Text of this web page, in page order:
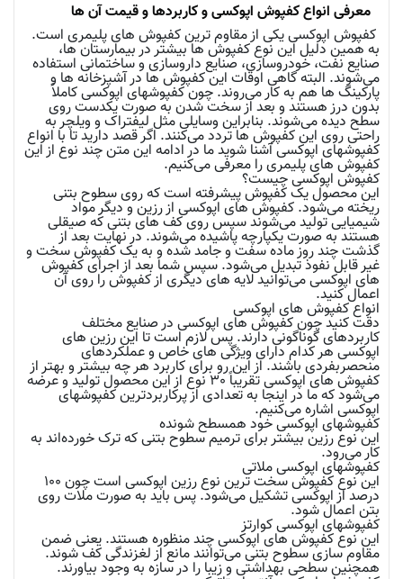
معرفی انواع کفپوش اپوکسی و کاربردها و قیمت آن ها
کفپوش اپوکسی یکی از مقاوم ترین کفپوش های پلیمری است.
به همین دلیل این نوع کفپوش ها بیشتر در بیمارستان ها،
صنایع نفت، خودروسازی، صنایع داروسازی و ساختمانی استفاده
می‌شوند. البته گاهی اوقات این کفپوش ها در آشپزخانه ها و
پارکینگ ها هم به کار می‌روند. چون کفپوشهای اپوکسی کاملاً
بدون درز هستند و بعد از سخت شدن به صورت یکدست روی
سطح دیده می‌شوند. بنابراین وسایلی مثل لیفتراک و ویلچر به
راحتی روی این کفپوش ها تردد می‌کنند. اگر قصد دارید تا با انواع
کفپوشهای اپوکسی آشنا شوید ما در ادامه این متن چند نوع از این
کفپوش های پلیمری را معرفی می‌کنیم.
کفپوش اپوکسی چیست؟
این محصول یک کفپوش پیشرفته است که روی سطوح بتنی
ریخته می‌شود. کفپوش های اپوکسی از رزین و دیگر مواد
شیمیایی تولید می‌شوند سپس روی کف های بتنی که صیقلی
هستند به صورت یکپارچه پاشیده می‌شوند. در نهایت بعد از
گذشت چند روز ماده سفت و جامد شده و به یک کفپوش سخت و
غیر قابل نفوذ تبدیل می‌شود‌. سپس شما بعد از اجرای کفپوش
های اپوکسی می‌توانید لایه های دیگری از کفپوش را روی آن
اعمال کنید.
انواع کفپوش های اپوکسی
دقت کنید چون کفپوش های اپوکسی در صنایع مختلف
کاربردهای گوناگونی دارند. پس لازم است تا اینرزین های
اپوکسی هر کدام دارای ویژگی های خاص و عملکردهای
منحصربفردی باشند. از این رو برای کاربرد هر چه بیشتر و بهتر از
کفپوش های اپوکسی تقریباً 30 نوع از این محصول تولید و عرضه
می‌شود که ما در اینجا به تعدادی از پرکاربردترین کفپوشهای
اپوکسی اشاره می‌کنیم.
کفپوشهای اپوکسی خود همسطح شونده
این نوع رزین بیشتر برای ترمیم سطوح بتنی که ترک خورده‌اند به
کار می‌رود‌.
کفپوشهای اپوکسی ملاتی
این نوع کفپوش سخت ترین نوع رزین اپوکسی است چون 100
درصد از اپوکسی تشکیل می‌شود‌. پس باید به صورت ملات روی
بتن اعمال شود‌.
کفپوشهای اپوکسی کوارتز
این نوع کفپوش های اپوکسی چند منظوره هستند. یعنی ضمن
مقاوم سازی سطوح بتنی می‌توانند مانع از لغزندگی کف شوند.
همچنین سطحی بهداشتی و زیبا را در سازه به وجود بیاورند.